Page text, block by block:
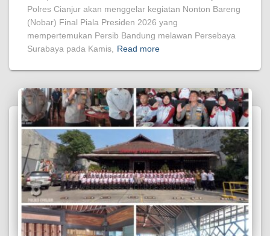
Polres Cianjur akan menggelar kegiatan Nonton Bareng
(Nobar) Final Piala Presiden 2026 yang
mempertemukan Persib Bandung melawan Persebaya
Surabaya pada Kamis, Read more